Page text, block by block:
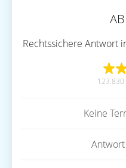
AB
Rechtssichere Antwort
Keine